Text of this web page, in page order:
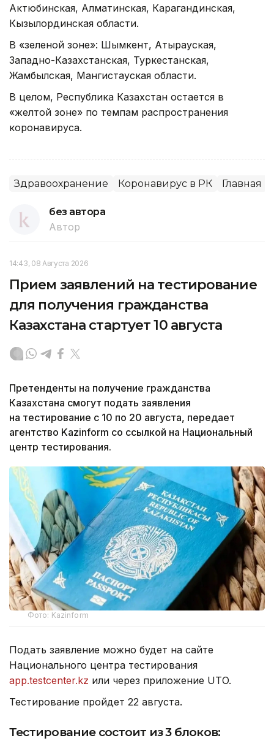
Актюбинская, Алматинская, Карагандинская,
Кызылординская области.
В «зеленой зоне»: Шымкент, Атырауская,
Западно-Казахстанская, Туркестанская,
Жамбылская, Мангистауская области.
В целом, Республика Казахстан остается в
«желтой зоне» по темпам распространения
коронавируса.
Здравоохранение Коронавирус в РК Главная
без автора
Автор
14:43, 08 Августа 2026
Прием заявлений на тестирование
для получения гражданства
Казахстана стартует 10 августа
Претенденты на получение гражданства
Казахстана смогут подать заявления
на тестирование с 10 по 20 августа, передает
агентство Kazinform со ссылкой на Национальный
центр тестирования.
Фото: Kazinform
Подать заявление можно будет на сайте
Национального центра тестирования
app.testcenter.kz или через приложение UTO.
Тестирование пройдет 22 августа.
Тестирование состоит из 3 блоков: